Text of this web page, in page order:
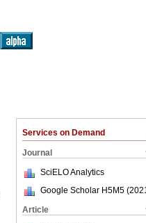
Services on Demand
Journal
SciELO Analytics
Google Scholar H5M5 (2021
Article